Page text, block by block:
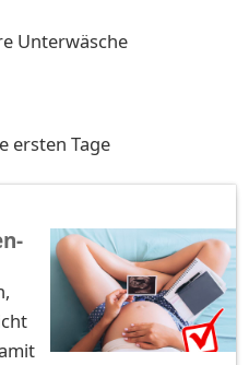
Unterwäsche
ersten Tage